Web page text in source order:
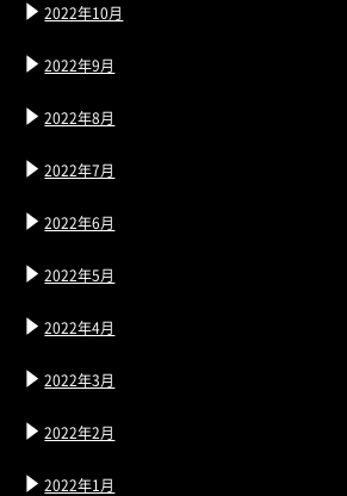
2022年10月
2022年9月
2022年8月
2022年7月
2022年6月
2022年5月
2022年4月
2022年3月
2022年2月
2022年1月